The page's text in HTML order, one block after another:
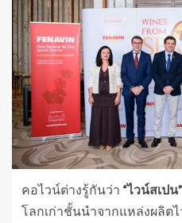
คอไวน์ต่างรู้กันว่า “ไวน์สเปน”
โลกเก่าชั้นนำจากแหล่งผลิต